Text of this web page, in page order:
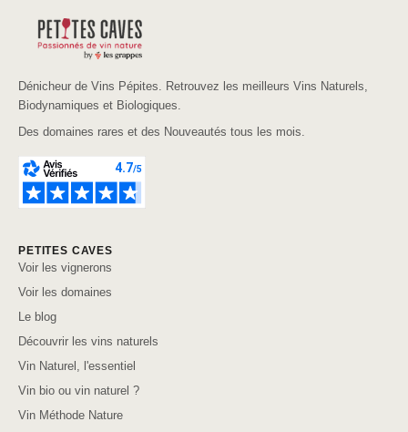
Dénicheur de Vins Pépites. Retrouvez les meilleurs Vins Naturels,
Biodynamiques et Biologiques.
Des domaines rares et des Nouveautés tous les mois.
PETITES CAVES
Voir les vignerons
Voir les domaines
Le blog
Découvrir les vins naturels
Vin Naturel, l'essentiel
Vin bio ou vin naturel ?
Vin Méthode Nature